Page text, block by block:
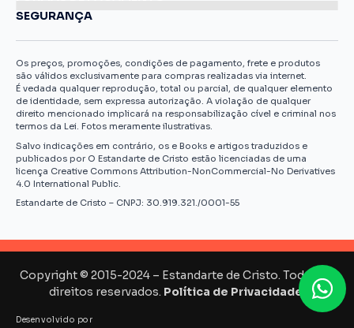
SEGURANÇA
Os preços, promoções, condições de pagamento, frete e produtos
são válidos exclusivamente para compras realizadas via internet.
É vedada qualquer reprodução, total ou parcial, de qualquer elemento
de identidade, sem expressa autorização. A violação de qualquer
direito mencionado implicará na responsabilização cível e criminal nos
termos da Lei. Fotos meramente ilustrativas.
Salvo indicações em contrário, os e Books e artigos traduzidos e
publicados por O Estandarte de Cristo estão licenciadas de uma
licença Creative Commons Attribution-NonCommercial-No Derivatives
4.0 International Public.
Estandarte de Cristo – CNPJ: 30.919.321./0001-55
Copyright © 2015-2024 – Estandarte de Cristo. Todos os
direitos reservados. Política de Privacidade.
Desenvolvido por